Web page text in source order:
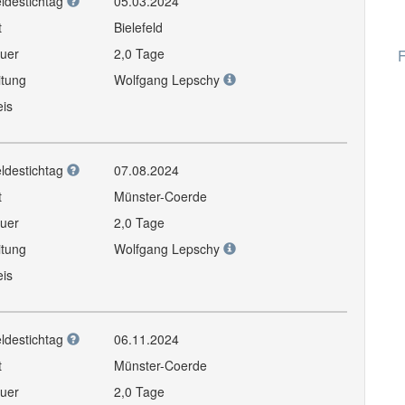
Bielefeld
2,0 Tage
Wolfgang Lepschy
07.08.2024
Münster-Coerde
2,0 Tage
Wolfgang Lepschy
06.11.2024
Münster-Coerde
2,0 Tage